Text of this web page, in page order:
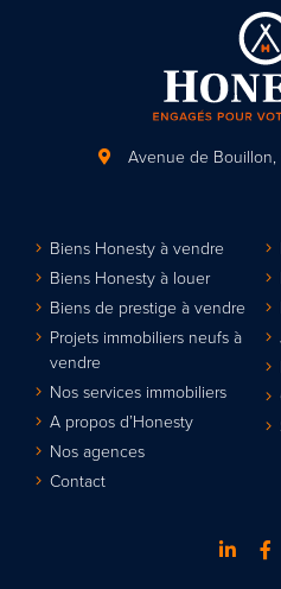
Avenue de Bouillon,
Biens Honesty à vendre
Biens Honesty à louer
Biens de prestige à vendre
Projets immobiliers neufs à
vendre
Nos services immobiliers
A propos d’Honesty
Nos agences
Contact